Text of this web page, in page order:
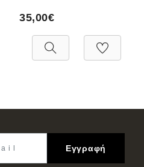
35,00€
Εγγραφή